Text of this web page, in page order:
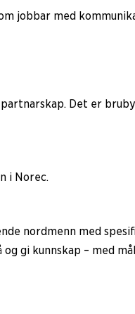
jobbar med
Det er
i Norec.
nordmenn med
gi kunnskap – med